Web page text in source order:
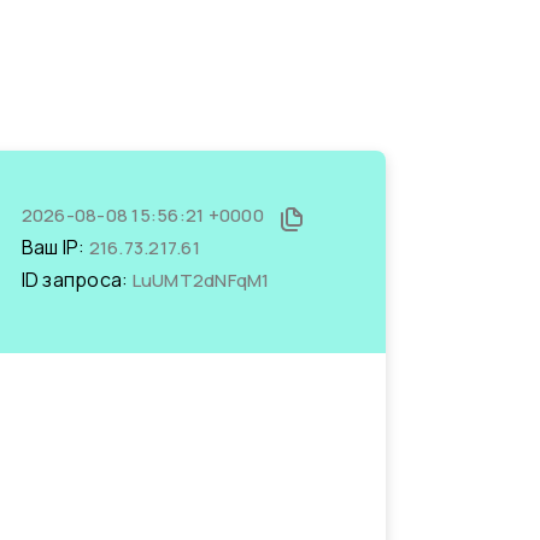
2026-08-08 15:56:21 +0000
Ваш IP: 216.73.217.61
ID запроса: LuUMT2dNFqM1